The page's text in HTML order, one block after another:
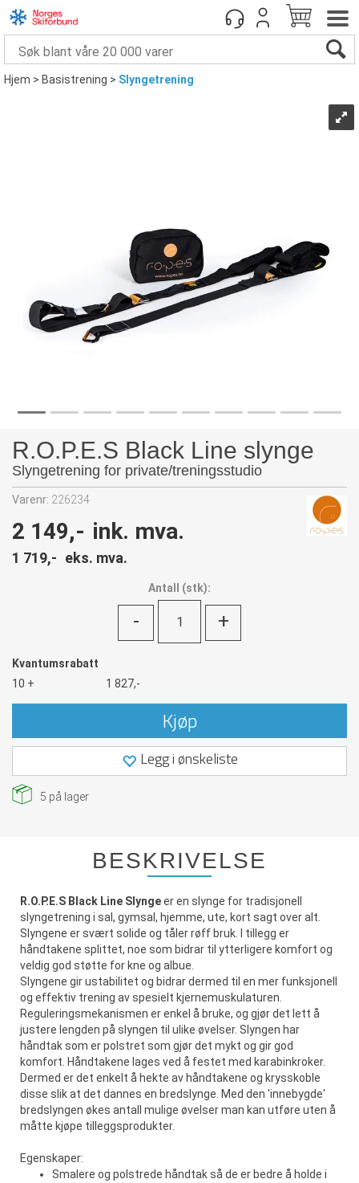
Hjem>Basistrening>Slyngetrening
R.O.P.E.S Black Line slynge
Slyngetrening for private/treningsstudio
Varenr: 226234
2 149,- ink. mva.
1 719,- eks. mva.
Antall (stk):
- +
Kvantumsrabatt
10 +
1 827,-
Kjøp
Legg i ønskeliste
5 på lager
BESKRIVELSE
R.O.P.E.S Black Line Slyngeer en slynge for tradisjonell
slyngetrening i sal, gymsal, hjemme, ute, kort sagt over alt.
Slyngene er svært solide og tåler røff bruk. I tillegg er
håndtakene splittet, noe som bidrar til ytterligere komfort og
veldig god støtte for kne og albue.
Slyngene gir ustabilitet og bidrar dermed til en mer funksjonell
og effektiv trening av spesielt kjernemuskulaturen.
Reguleringsmekanismen er enkel å bruke, og gjør det lett å
justere lengden på slyngen til ulike øvelser. Slyngen har
håndtak som er polstret som gjør det mykt og gir god
komfort. Håndtakene lages ved å festet med karabinkroker.
Dermed er det enkelt å hekte av håndtakene og krysskoble
disse slik at det dannes en bredslynge. Med den 'innebygde'
bredslyngen økes antall mulige øvelser man kan utføre uten å
måtte kjøpe tilleggsprodukter.
Egenskaper:
Smalere og polstrede håndtak så de er bedre å holde i